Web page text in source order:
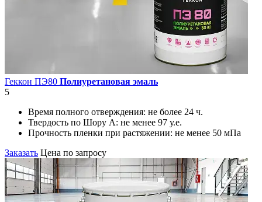
Геккон ПЭ80 Полиуретановая эмаль
5
Время полного отверждения: не более 24 ч.
Твердость по Шору А: не менее 97 у.е.
Прочность пленки при растяжении: не менее 50 мПа
Заказать Цена по запросу